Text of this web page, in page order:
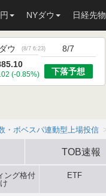
NYダウ 日経先物
ウ (8/7 6:23)
(-0.85%)
8/7
下落予想
・ボベスパ連動型上場投信
TOB速報
ング格付
け
ETF